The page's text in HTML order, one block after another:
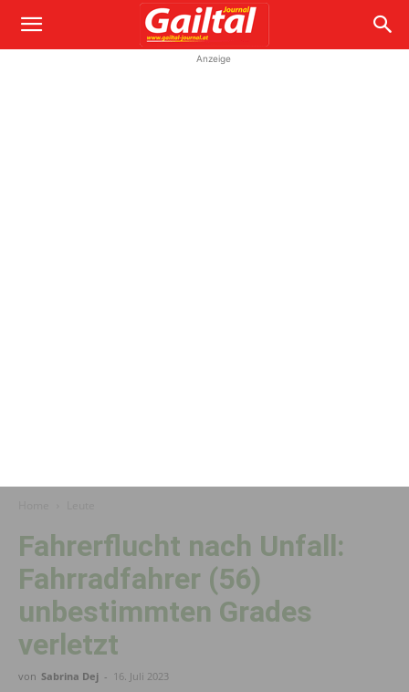
Anzeige
Fahrer­flucht nach Un­fall:
Fahrrad­fahrer (56)
unbestimmten Grades
verletzt
von Sabrina Dej - 16. Juli 2023